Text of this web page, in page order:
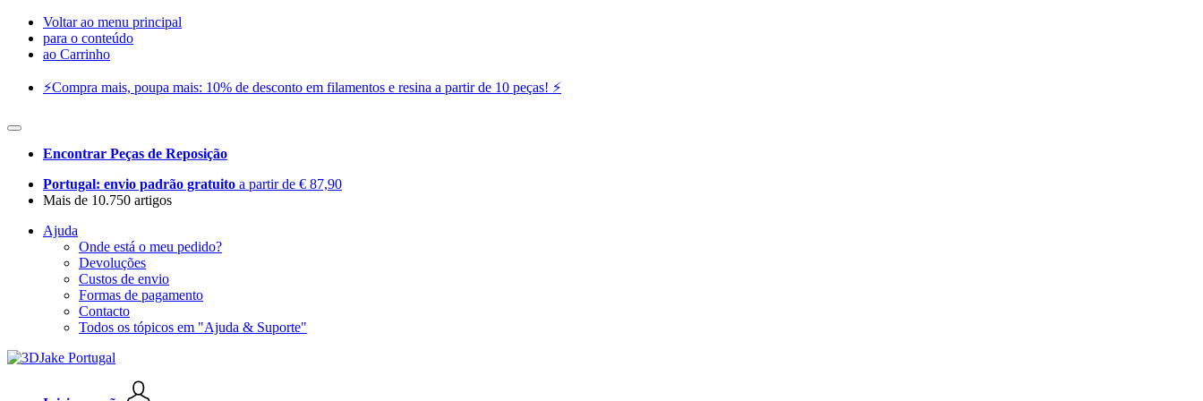
Voltar ao menu principal
para o conteúdo
ao Carrinho
⚡️Compra mais, poupa mais: 10% de desconto em filamentos e resina a partir de 10 peças! ⚡️
Encontrar Peças de Reposição
Portugal: envio padrão gratuito a partir de € 87,90
Mais de 10.750 artigos
Ajuda
Onde está o meu pedido?
Devoluções
Custos de envio
Formas de pagamento
Contacto
Todos os tópicos em "Ajuda & Suporte"